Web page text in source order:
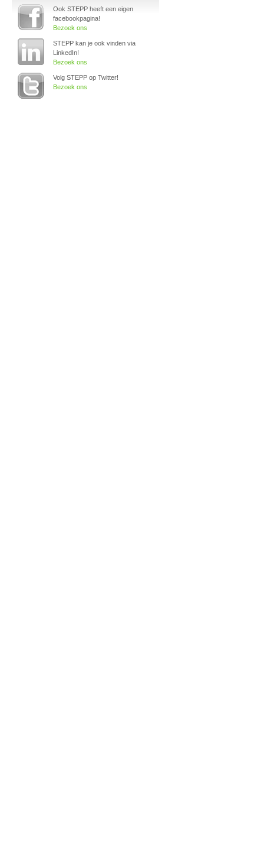
Ook STEPP heeft een eigen
facebookpagina!
Bezoek ons
STEPP kan je ook vinden via
LinkedIn!
Bezoek ons
Volg STEPP op Twitter!
Bezoek ons